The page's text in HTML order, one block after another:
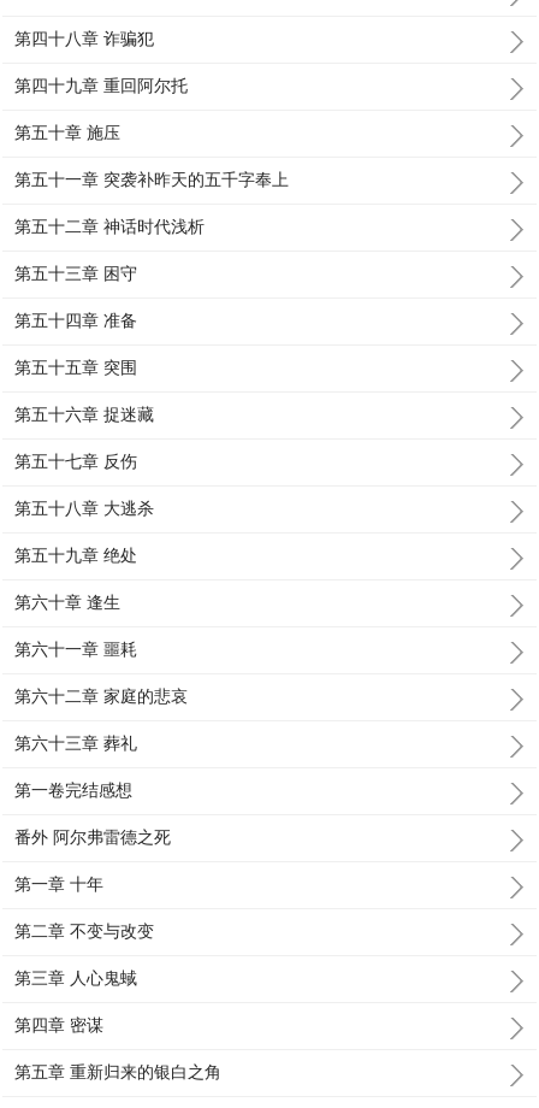
第四十八章 诈骗犯
第四十九章 重回阿尔托
第五十章 施压
第五十一章 突袭补昨天的五千字奉上
第五十二章 神话时代浅析
第五十三章 困守
第五十四章 准备
第五十五章 突围
第五十六章 捉迷藏
第五十七章 反伤
第五十八章 大逃杀
第五十九章 绝处
第六十章 逢生
第六十一章 噩耗
第六十二章 家庭的悲哀
第六十三章 葬礼
第一卷完结感想
番外 阿尔弗雷德之死
第一章 十年
第二章 不变与改变
第三章 人心鬼蜮
第四章 密谋
第五章 重新归来的银白之角